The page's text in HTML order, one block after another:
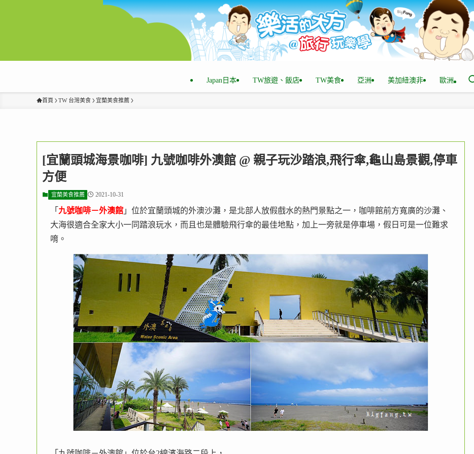
Japan日本 TW旅遊、飯店 TW美食 亞洲 美加紐澳非 歐洲
首頁 TW 台灣美食 宜蘭美食推薦
[宜蘭頭城海景咖啡] 九號咖啡外澳館 @ 親子玩沙踏浪,飛行傘,龜山島景觀,停車
方便
宜蘭美食推薦 2021-10-31
「 九號咖啡－外澳館 」位於宜蘭頭城的外澳沙灘，是北部人放假戲水的熱門景點之一，咖啡館前方寬廣的沙灘、
大海很適合全家大小一同踏浪玩水，而且也是體驗飛行傘的最佳地點，加上一旁就是停車場，假日可是一位難求
唷。